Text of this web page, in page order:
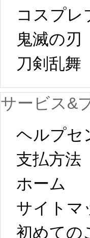
響で
日から工
が一時
します。
以後のご
は、2月
コスプレ
コスプレ
鬼滅の刃
刀剣乱舞
サービス&
ヘルプセ
支払方法
ホーム
サイトマ
初めての